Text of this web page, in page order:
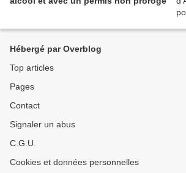
Hébergé par Overblog
Top articles
Pages
Contact
Signaler un abus
C.G.U.
Cookies et données personnelles